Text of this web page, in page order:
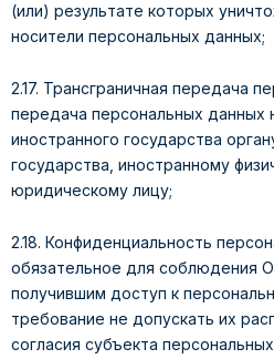
(или) результате которых
носители персональных данных;
2.17. Трансграничная передача
передача персональных данных
иностранного государства
государства, иностранному
юридическому лицу;
2.18. Конфиденциальность
обязательное для соблюдения
получившим доступ к
требование не допускать их
согласия субъекта